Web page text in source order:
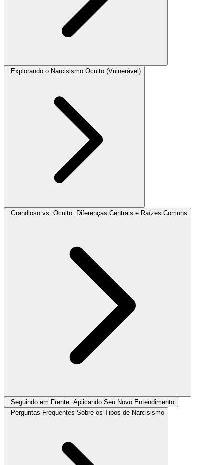
Explorando o Narcisismo Oculto (Vulnerável)
Grandioso vs. Oculto: Diferenças Centrais e Raízes Comuns
Seguindo em Frente: Aplicando Seu Novo Entendimento
Perguntas Frequentes Sobre os Tipos de Narcisismo